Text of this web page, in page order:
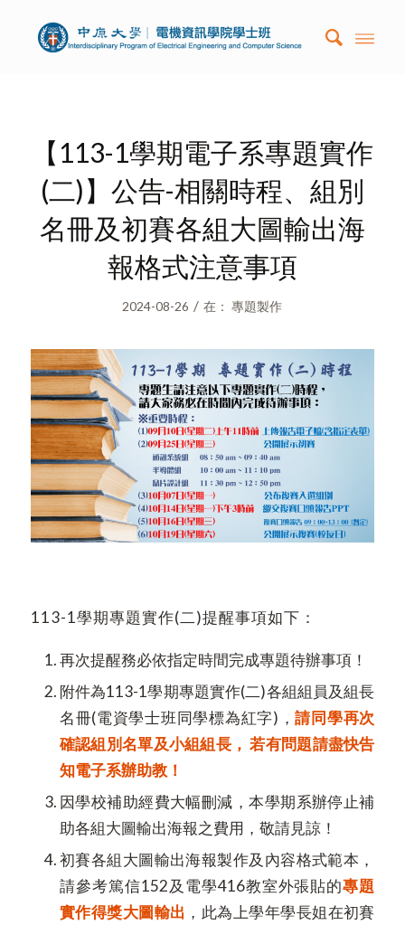
【113-1學期電子系專題實作
(二)】公告-相關時程、組別
名冊及初賽各組大圖輸出海
報格式注意事項
2024-08-26 / 在：專題製作
113-1學期專題實作(二)提醒事項如下：
再次提醒務必依指定時間完成專題待辦事項！
附件為113-1學期專題實作(二)各組組員及組長
名冊(電資學士班同學標為紅字)，請同學再次
確認組別名單及小組組長， 若有問題請盡快告
知電子系辦助教！
因學校補助經費大幅刪減，本學期系辦停止補
助各組大圖輸出海報之費用，敬請見諒！
初賽各組大圖輸出海報製作及內容格式範本，
請參考篤信152及電學416教室外張貼的專題
實作得獎大圖輸出 ，此為上學年學長姐在初賽